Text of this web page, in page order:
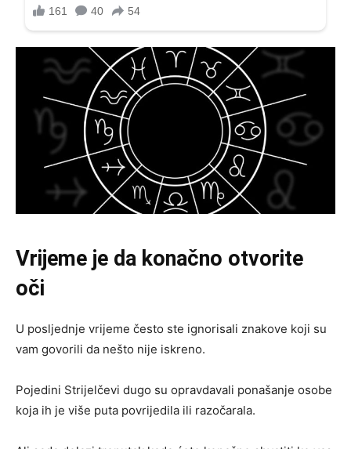
Vrijeme je da konačno otvorite
oči
U posljednje vrijeme često ste ignorisali znakove koji su
vam govorili da nešto nije iskreno.
Pojedini Strijelčevi dugo su opravdavali ponašanje osobe
koja ih je više puta povrijedila ili razočarala.